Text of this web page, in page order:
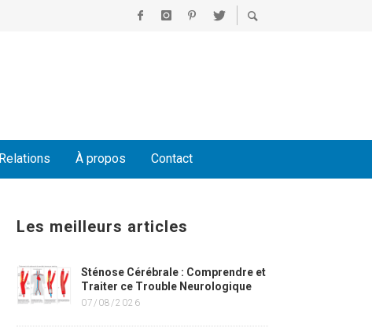
Relations À propos Contact
Les meilleurs articles
Sténose Cérébrale : Comprendre et
Traiter ce Trouble Neurologique
07/08/2026